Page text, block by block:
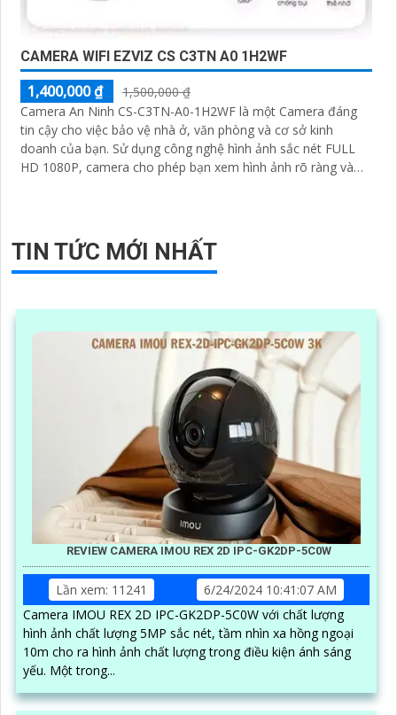
CAMERA WIFI EZVIZ CS C3TN A0 1H2WF
1,400,000 ₫
1,500,000 ₫
Camera An Ninh CS-C3TN-A0-1H2WF là một Camera đáng
tin cậy cho việc bảo vệ nhà ở, văn phòng và cơ sở kinh
doanh của bạn. Sử dụng công nghệ hình ảnh sắc nét FULL
HD 1080P, camera cho phép bạn xem hình ảnh rõ ràng và
TIN TỨC MỚI NHẤT
REVIEW CAMERA IMOU REX 2D IPC-GK2DP-5C0W
Lần xem: 11241
6/24/2024 10:41:07 AM
Camera IMOU REX 2D IPC-GK2DP-5C0W với chất lượng
hình ảnh chất lượng 5MP sắc nét, tầm nhìn xa hồng ngoại
10m cho ra hình ảnh chất lượng trong điều kiện ánh sáng
yếu. Một trong...